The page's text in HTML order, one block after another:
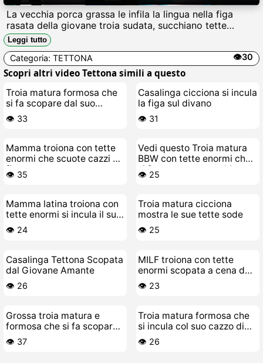
La vecchia porca grassa le infila la lingua nella figa
rasata della giovane troia sudata, succhiano tette
flaccide e culi larghi mentre si scopano con dita unte
sotto il sole rovente, gemendo come puttane in calore.
Leggi tutto
Categoria: TETTONA 👁️30
Scopri altri video Tettona simili a questo
Troia matura formosa che
si fa scopare dal suo
stallone giovane
👁️ 33
Casalinga cicciona si incula
la figa sul divano
👁️ 31
Mamma troiona con tette
enormi che scuote cazzi e
fica
👁️ 35
Vedi questo Troia matura
BBW con tette enormi che
si fa scopare e succhia
cazzi
👁️ 25
Mamma latina troiona con
tette enormi si incula il suo
cazzo finto
👁️ 24
Troia matura cicciona
mostra le sue tette sode
👁️ 25
Casalinga Tettona Scopata
dal Giovane Amante
👁️ 26
MILF troiona con tette
enormi scopata a cena da
un gigolò giovane
👁️ 23
Grossa troia matura e
formosa che si fa scopare il
cazzo dal suo stallone
👁️ 37
Troia matura formosa che
si incula col suo cazzo di
giocattolo
👁️ 26